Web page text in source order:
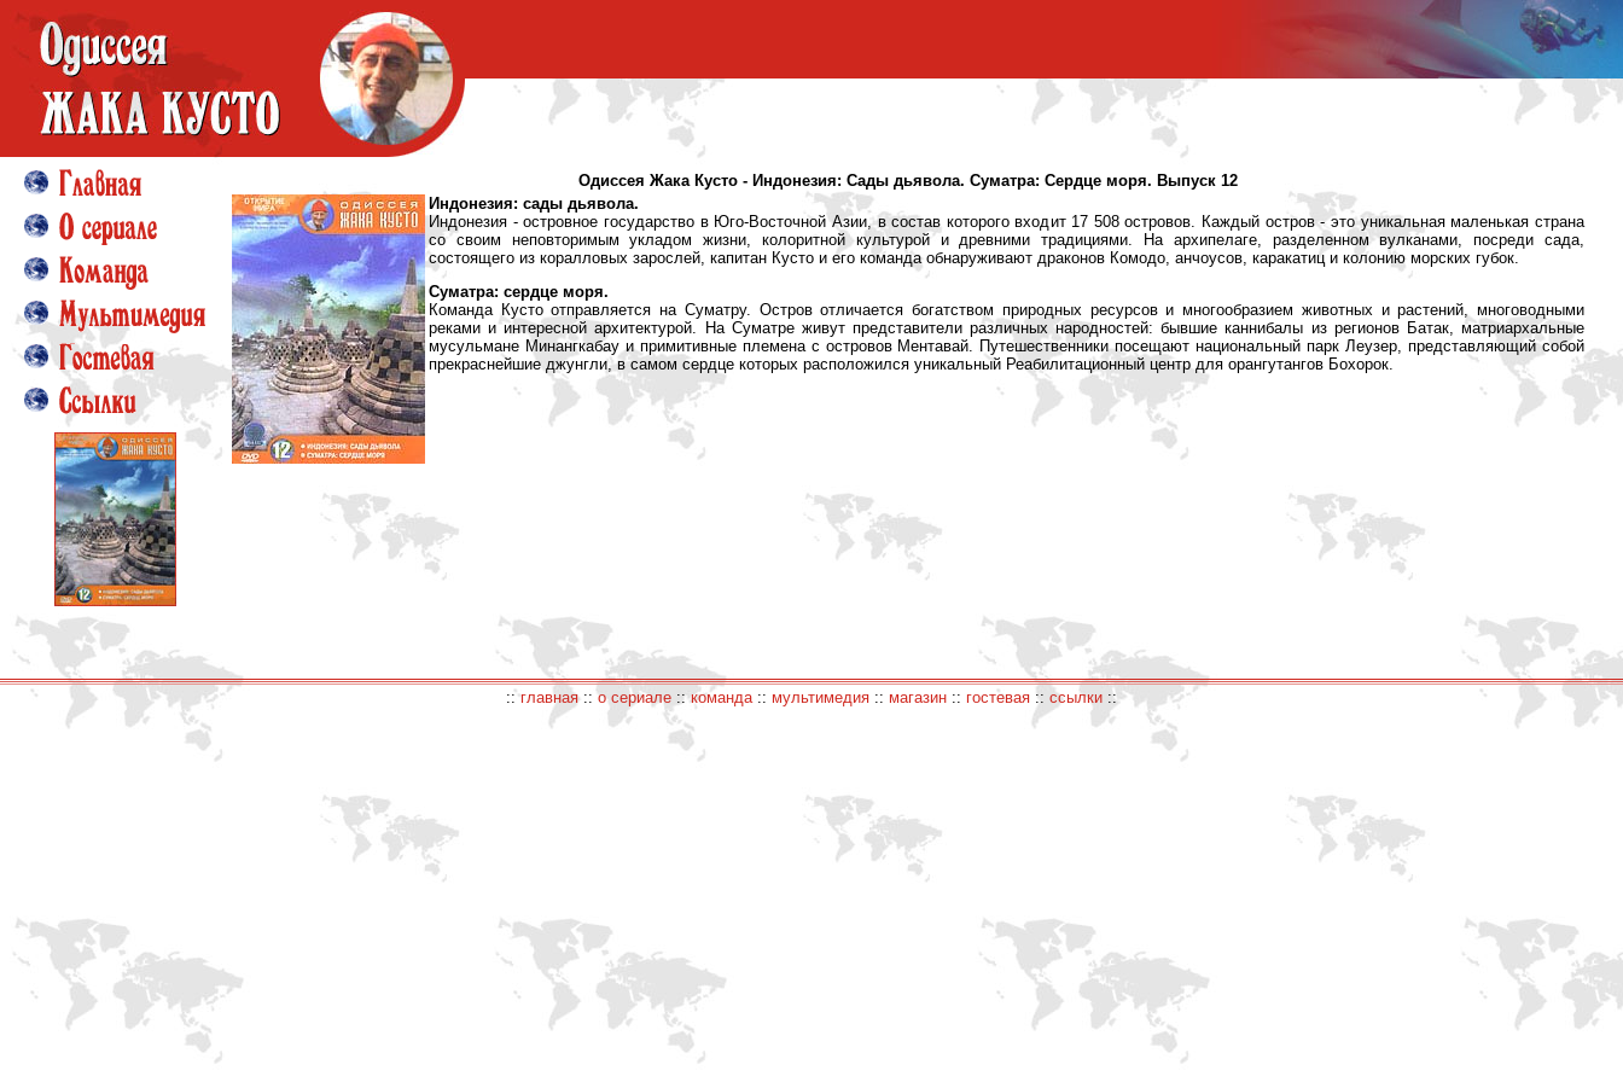
Одиссея Жака Кусто - Индонезия: Сады дьявола. Суматра: Сердце моря. Выпуск 12
Индонезия: сады дьявола.
Индонезия - островное государство в Юго-Восточной Азии, в состав которого входит 17 508 островов. Каждый остров - это уникальная маленькая страна
со своим неповторимым укладом жизни, колоритной культурой и древними традициями. На архипелаге, разделенном вулканами, посреди сада,
состоящего из коралловых зарослей, капитан Кусто и его команда обнаруживают драконов Комодо, анчоусов, каракатиц и колонию морских губок.
Суматра: сердце моря.
Команда Кусто отправляется на Суматру. Остров отличается богатством природных ресурсов и многообразием животных и растений, многоводными
реками и интересной архитектурой. На Суматре живут представители различных народностей: бывшие каннибалы из регионов Батак, матриархальные
мусульмане Минангкабау и примитивные племена с островов Ментавай. Путешественники посещают национальный парк Леузер, представляющий собой
прекраснейшие джунгли, в самом сердце которых расположился уникальный Реабилитационный центр для орангутангов Бохорок.
::главная:: о сериале ::команда:: мультимедия :: магазин :: гостевая :: ссылки ::